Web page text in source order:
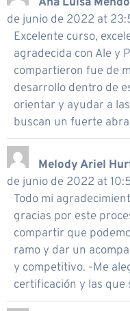
de junio de 2022 at
Excelente curso,
agradecida con Ale y
compartieron fue de
desarrollo dentro de
orientar y ayudar a
buscan un fuerte
Melody Ariel
de junio de 2022 at
Todo mi
gracias por este
compartir que
ramo y dar un
y competitivo. -Me
certificación y las que